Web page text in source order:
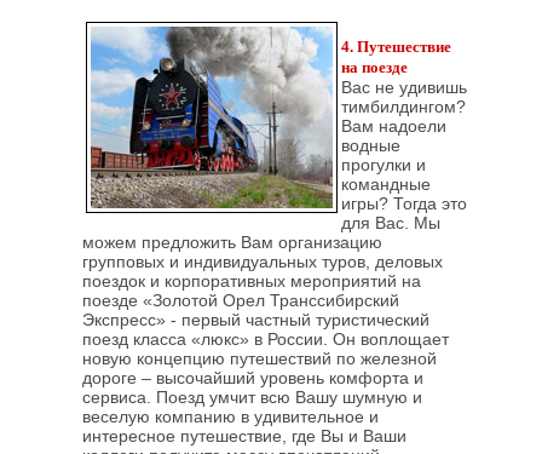
4. Путешествие
на поезде
Вас не удивишь
тимбилдингом?
Вам надоели
водные
прогулки и
командные
игры? Тогда это
для Вас. Мы
можем предложить Вам организацию
групповых и индивидуальных туров, деловых
поездок и корпоративных мероприятий на
поезде «Золотой Орел Транссибирский
Экспресс» - первый частный туристический
поезд класса «люкс» в России. Он воплощает
новую концепцию путешествий по железной
дороге – высочайший уровень комфорта и
сервиса. Поезд умчит всю Вашу шумную и
веселую компанию в удивительное и
интересное путешествие, где Вы и Ваши